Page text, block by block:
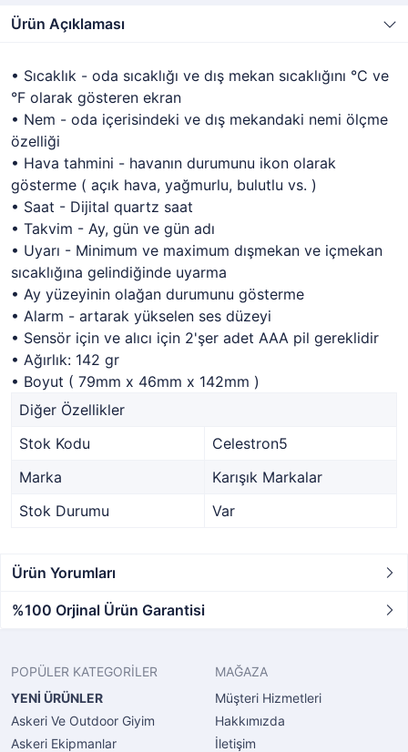
Ürün Açıklaması
• Sıcaklık - oda sıcaklığı ve dış mekan sıcaklığını °C ve
°F olarak gösteren ekran
• Nem - oda içerisindeki ve dış mekandaki nemi ölçme
özelliği
• Hava tahmini - havanın durumunu ikon olarak
gösterme ( açık hava, yağmurlu, bulutlu vs. )
• Saat - Dijital quartz saat
• Takvim - Ay, gün ve gün adı
• Uyarı - Minimum ve maximum dışmekan ve içmekan
sıcaklığına gelindiğinde uyarma
• Ay yüzeyinin olağan durumunu gösterme
• Alarm - artarak yükselen ses düzeyi
• Sensör için ve alıcı için 2'şer adet AAA pil gereklidir
• Ağırlık: 142 gr
• Boyut ( 79mm x 46mm x 142mm )
Diğer Özellikler
Stok Kodu
Celestron5
Marka
Karışık Markalar
Stok Durumu
Var
Ürün Yorumları
%100 Orjinal Ürün Garantisi
POPÜLER KATEGORİLER
YENİ ÜRÜNLER
Askeri Ve Outdoor Giyim
Askeri Ekipmanlar
MAĞAZA
Müşteri Hizmetleri
Hakkımızda
İletişim